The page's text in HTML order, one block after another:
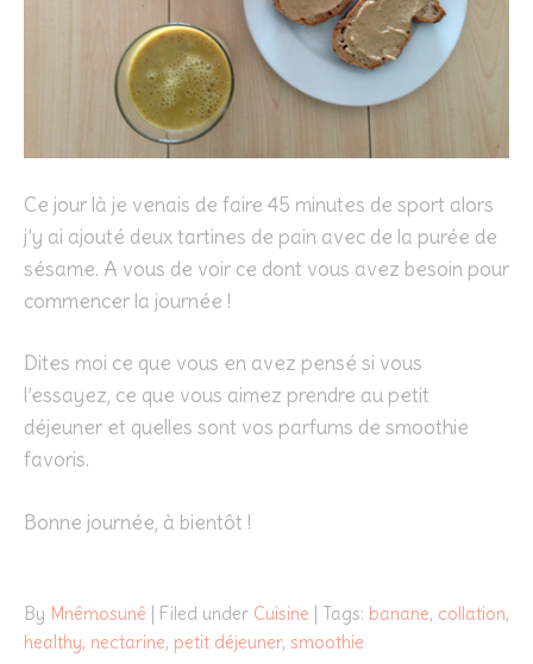
Ce jour là je venais de faire 45 minutes de sport alors
j’y ai ajouté deux tartines de pain avec de la purée de
sésame. A vous de voir ce dont vous avez besoin pour
commencer la journée !
Dites moi ce que vous en avez pensé si vous
l’essayez, ce que vous aimez prendre au petit
déjeuner et quelles sont vos parfums de smoothie
favoris.
Bonne journée, à bientôt !
By Mnêmosunê | Filed under Cuisine | Tags: banane, collation,
healthy, nectarine, petit déjeuner, smoothie